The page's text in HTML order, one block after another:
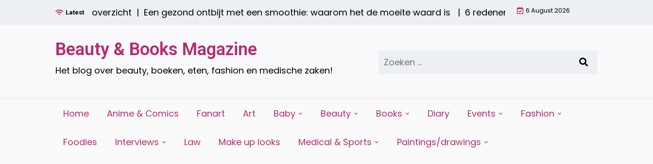
Latest
compleet overzicht |Een gezond ontbijt met een smoothie: waarom het de moeite waard is |6 redenen waarom water drinken zo belangrijk
6 August 2026
Beauty & Books Magazine
Het blog over beauty, boeken, eten, fashion en medische zaken!
Zoeken
naar:
Home Anime & Comics Fanart Art Baby Beauty Books Diary Events Fashion
Foodies Interviews Law Make up looks Medical & Sports Paintings/drawings